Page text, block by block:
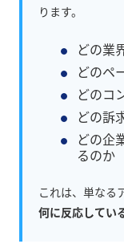
ります。
どの業
どのペ
どのコ
どの訴
どの企
るのか
これは、単なる
何に反応してい